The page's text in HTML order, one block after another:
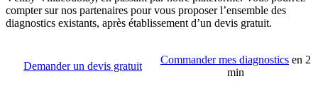
compter sur nos partenaires pour vous proposer l’ensemble des
diagnostics existants, après établissement d’un devis gratuit.
Demander un devis gratuit
Commander mes diagnostics en 2
min